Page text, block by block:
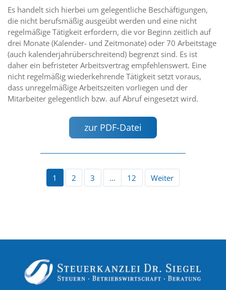
Es handelt sich hierbei um gelegentliche Beschäftigungen,
die nicht berufsmäßig ausgeübt werden und eine nicht
regelmäßige Tätigkeit erfordern, die vor Beginn zeitlich auf
drei Monate (Kalender- und Zeitmonate) oder 70 Arbeitstage
(auch kalenderjahrüberschreitend) begrenzt sind. Es ist
daher ein befristeter Arbeitsvertrag empfehlenswert. Eine
nicht regelmäßig wiederkehrende Tätigkeit setzt voraus,
dass unregelmäßige Arbeitszeiten vorliegen und der
Mitarbeiter gelegentlich bzw. auf Abruf eingesetzt wird.
zur PDF-Datei
1 2 3 … 12 Weiter